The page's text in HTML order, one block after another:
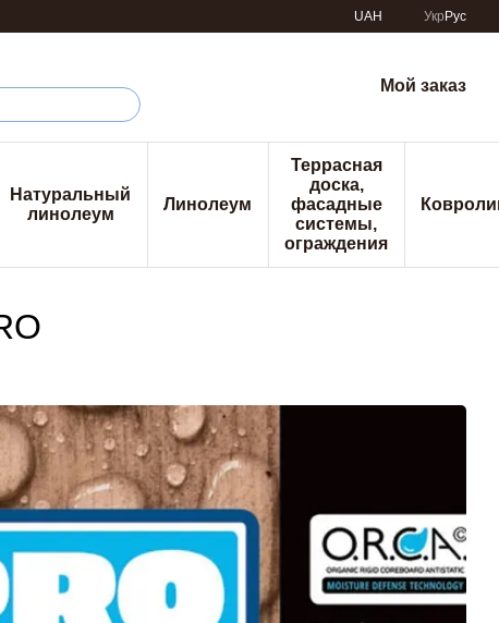
UAH Укр Рус
Мой заказ
Натуральный
линолеум
Линолеум
Террасная
доска,
фасадные
системы,
ограждения